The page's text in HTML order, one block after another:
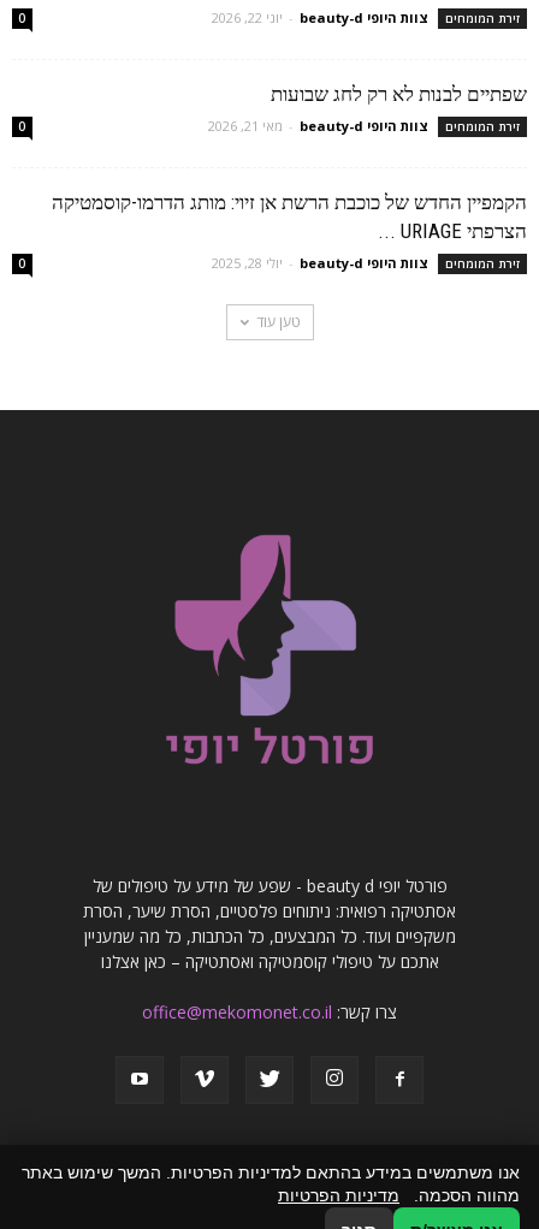
זירת המומחים צוות היופי beauty-d - יוני 22, 2026 0
שפתיים לבנות לא רק לחג שבועות
זירת המומחים צוות היופי beauty-d - מאי 21, 2026 0
הקמפיין החדש של כוכבת הרשת אן זיוי: מותג הדרמו-קוסמטיקה
הצרפתי URIAGE ...
זירת המומחים צוות היופי beauty-d - יולי 28, 2025 0
טען עוד
פורטל יופי beauty d - שפע של מידע על טיפולים של
אסתטיקה רפואית: ניתוחים פלסטיים, הסרת שיער, הסרת
משקפיים ועוד. כל המבצעים, כל הכתבות, כל מה שמעניין
אתכם על טיפולי קוסמטיקה ואסתטיקה – כאן אצלנו
צרו קשר: office@mekomonet.co.il
פרסמו אצלנו פרסום מאמרים באתרים
אנו משתמשים במידע בהתאם למדיניות הפרטיות. המשך שימוש באתר
מהווה הסכמה. מדיניות הפרטיות